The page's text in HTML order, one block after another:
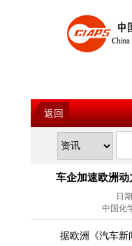
返回
车企加速欧洲
日
中国化
据欧洲《汽车新闻